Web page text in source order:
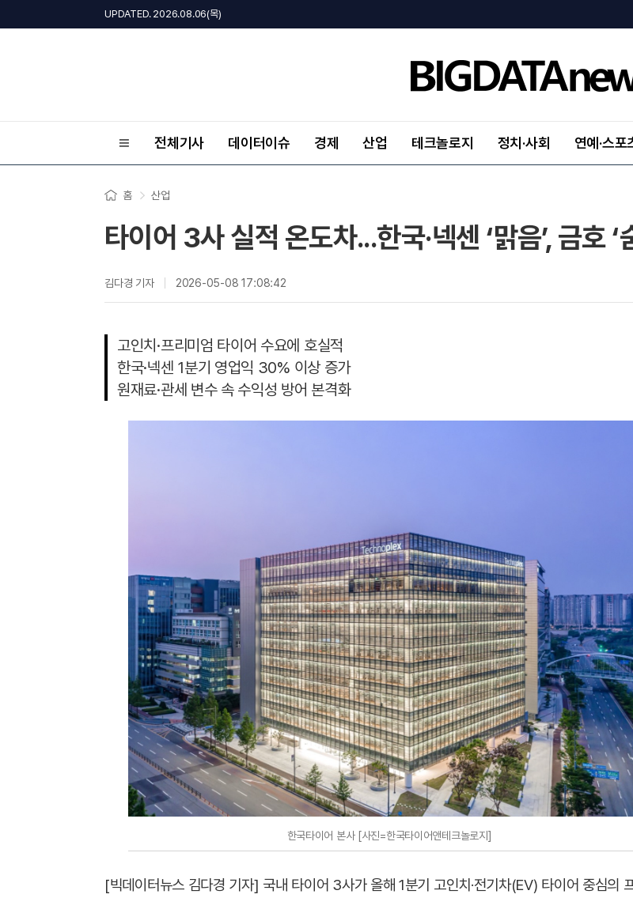
UPDATED. 2026.08.06(목)
전체기사 데이터이슈 경제 산업 테크놀로지 정치·사회 연예·스포
홈 산업
타이어 3사 실적 온도차...한국·넥센 ‘맑음’, 금호 ‘
김다경 기자 2026-05-08 17:08:42
고인치·프리미엄 타이어 수요에 호실적
한국·넥센 1분기 영업익 30% 이상 증가
원재료·관세 변수 속 수익성 방어 본격화
한국타이어 본사 [사진=한국타이어앤테크놀로지]
[빅데이터뉴스 김다경 기자] 국내 타이어 3사가 올해 1분기 고인치·전기차(EV) 타이어 중심의